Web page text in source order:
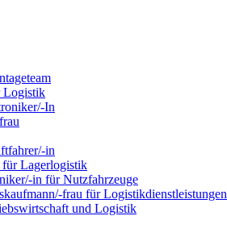
Logistik
In
in
Lagerlogistik
in für Nutzfahrzeuge
frau für Logistikdienstleistungen
und Logistik